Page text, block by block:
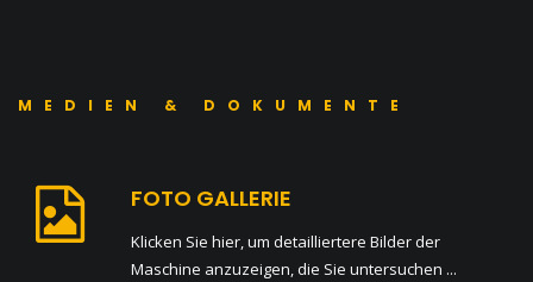
MEDIEN & DOKUMENTE
FOTO GALLERIE
Klicken Sie hier, um detailliertere Bilder der
Maschine anzuzeigen, die Sie untersuchen ...